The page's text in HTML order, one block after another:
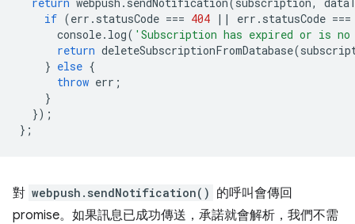
if (err . statusCode === 404 || err . statusCode ===
console. log( 'Subscription has expired or is
return deleteSubscriptionFromDatabase(
} else {
throw err ;
}
});
};
對 webpush.sendNotification() 的呼叫會傳回
promise。如果訊息已成功傳送，承諾就會解析，我們不需